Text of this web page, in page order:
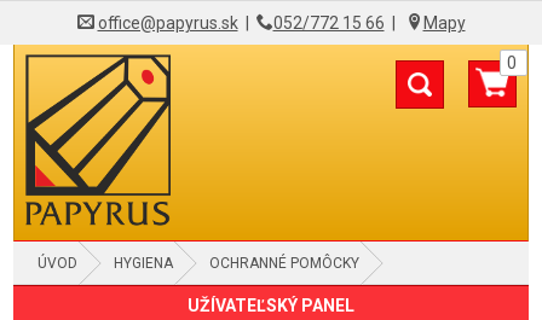
office@papyrus.sk| 052/772 15 66 Mapy
0
ÚVOD HYGIENA OCHRANNÉ POMÔCKY
UŽÍVATEĽSKÝ PANEL